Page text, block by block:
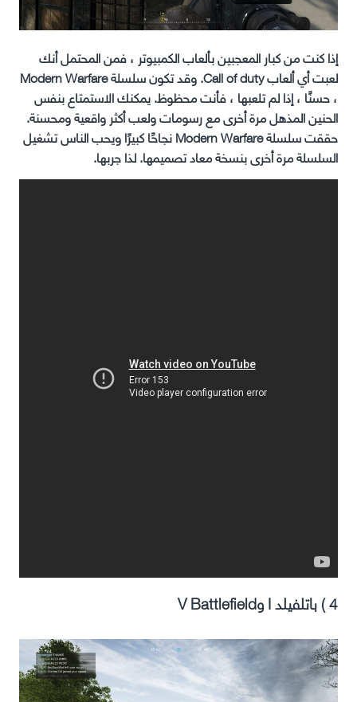
إذا كنت من كبار المعجبين بألعاب الكمبيوتر ، فمن المحتمل أنك
لعبت أي ألعاب Call of duty. وقد تكون سلسلة Modern Warfare
، حسنًا ، إذا لم تلعبها ، فأنت محظوظ. يمكنك الاستمتاع بنفس
الحنين المذهل مرة أخرى مع رسومات ولعب أكثر واقعية ومحسنة.
حققت سلسلة Modern Warfare نجاحًا كبيرًا ويحب الناس تشغيل
السلسلة مرة أخرى بنسخة معاد تصميمها. لذا جربها.
4 ) باتلفيلد I وV Battlefield